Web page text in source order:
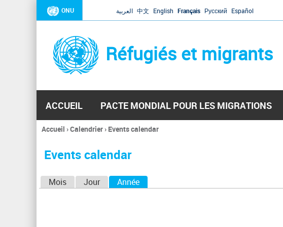
ONU العربية 中文 English Français Русский Español
Réfugiés et migrants
ACCUEIL PACTE MONDIAL POUR LES MIGRATIONS
Vous
ici
Accueil ›Calendrier› Events calendar
Events calendar
Mois Jour Année